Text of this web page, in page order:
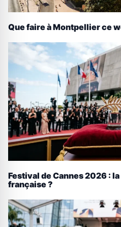
Que faire à Montpellier ce
Festival de Cannes 2026 :
française ?